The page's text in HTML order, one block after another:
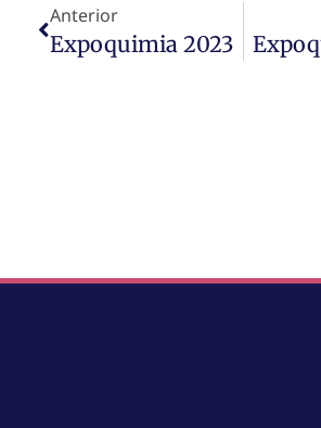
Anterior
Expoquimia 2023